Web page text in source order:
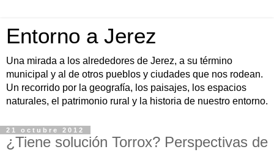
Entorno a Jerez
Una mirada a los alrededores de Jerez, a su término
municipal y al de otros pueblos y ciudades que nos rodean.
Un recorrido por la geografía, los paisajes, los espacios
naturales, el patrimonio rural y la historia de nuestro entorno.
21 octubre 2012
¿Tiene solución Torrox? Perspectivas de